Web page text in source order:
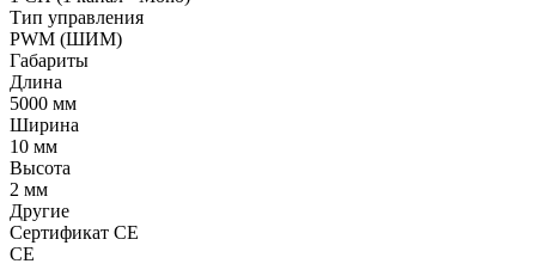
Тип управления
PWM (ШИМ)
Габариты
Длина
5000 мм
Ширина
10 мм
Высота
2 мм
Другие
Сертификат CE
CE